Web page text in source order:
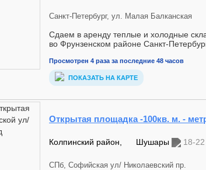
Санкт-Петербург, ул. Малая Балканская
Cдаем в аренду теплые и холодные
во Фрунзенском районе Санкт-
Просмотрен 4 раза за последние 48 часов
ПОКАЗАТЬ НА КАРТЕ
Открытая площадка -100кв. м. -
Колпинский район, Шушары 18-22
СПб, Софийская ул/ Николаевский пр.